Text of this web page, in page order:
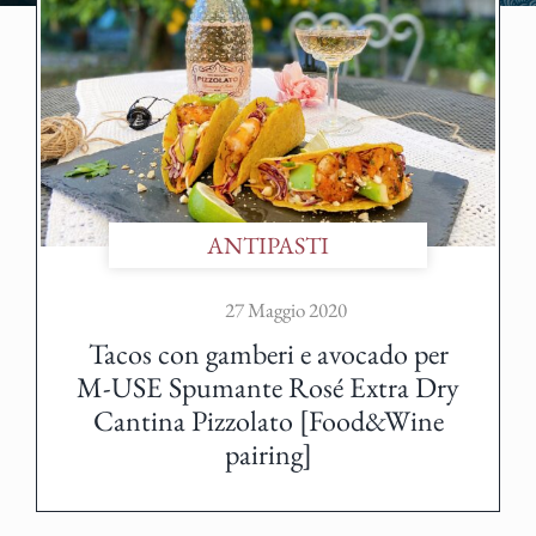
ANTIPASTI
27 Maggio 2020
Tacos con gamberi e avocado per
M-USE Spumante Rosé Extra Dry
Cantina Pizzolato [Food&Wine
pairing]